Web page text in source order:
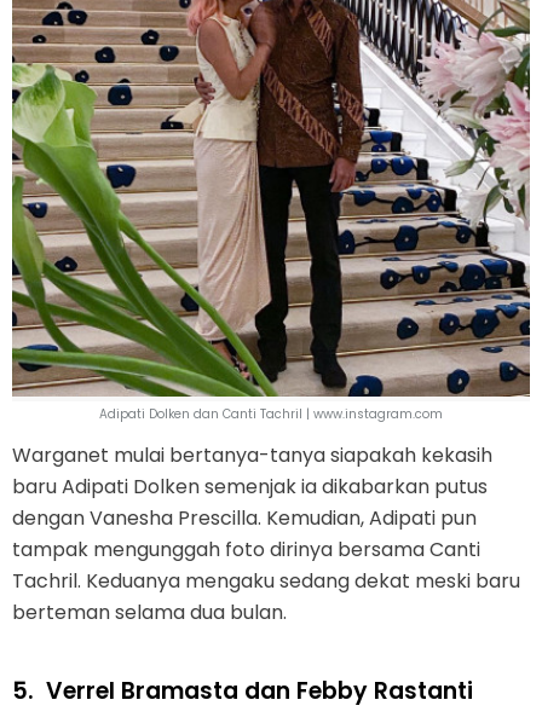
Adipati Dolken dan Canti Tachril | www.instagram.com
Warganet mulai bertanya-tanya siapakah kekasih
baru Adipati Dolken semenjak ia dikabarkan putus
dengan Vanesha Prescilla. Kemudian, Adipati pun
tampak mengunggah foto dirinya bersama Canti
Tachril. Keduanya mengaku sedang dekat meski baru
berteman selama dua bulan.
5. Verrel Bramasta dan Febby Rastanti